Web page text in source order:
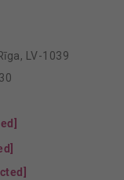
LV-1039